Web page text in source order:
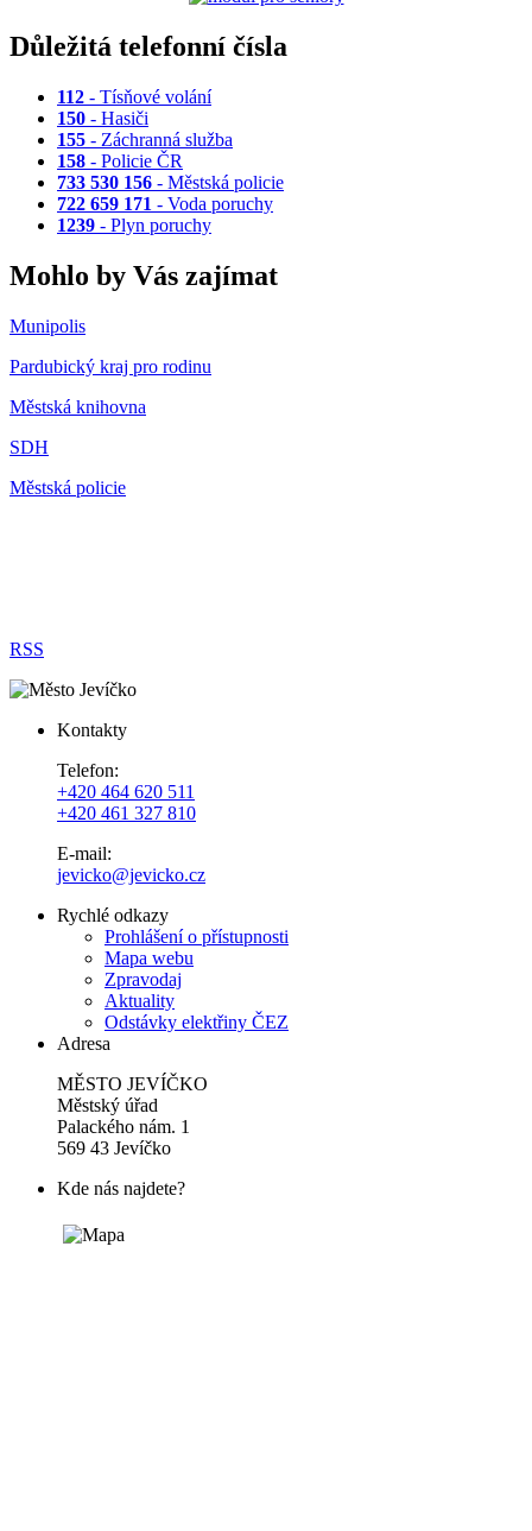
Důležitá telefonní čísla
112 - Tísňové volání
150 - Hasiči
155 - Záchranná služba
158 - Policie ČR
733 530 156 - Městská policie
722 659 171 - Voda poruchy
1239 - Plyn poruchy
Mohlo by Vás zajímat
Munipolis
Pardubický kraj pro rodinu
Městská knihovna
SDH
Městská policie
RSS
Kontakty
Telefon:
+420 464 620 511
+420 461 327 810
E-mail:
jevicko@jevicko.cz
Rychlé odkazy
Prohlášení o přístupnosti
Mapa webu
Zpravodaj
Aktuality
Odstávky elektřiny ČEZ
Adresa
MĚSTO JEVÍČKO
Městský úřad
Palackého nám. 1
569 43 Jevíčko
Kde nás najdete?